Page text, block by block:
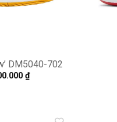
DM5040-702
₫Khoảng
giá:
11.500.000 ₫